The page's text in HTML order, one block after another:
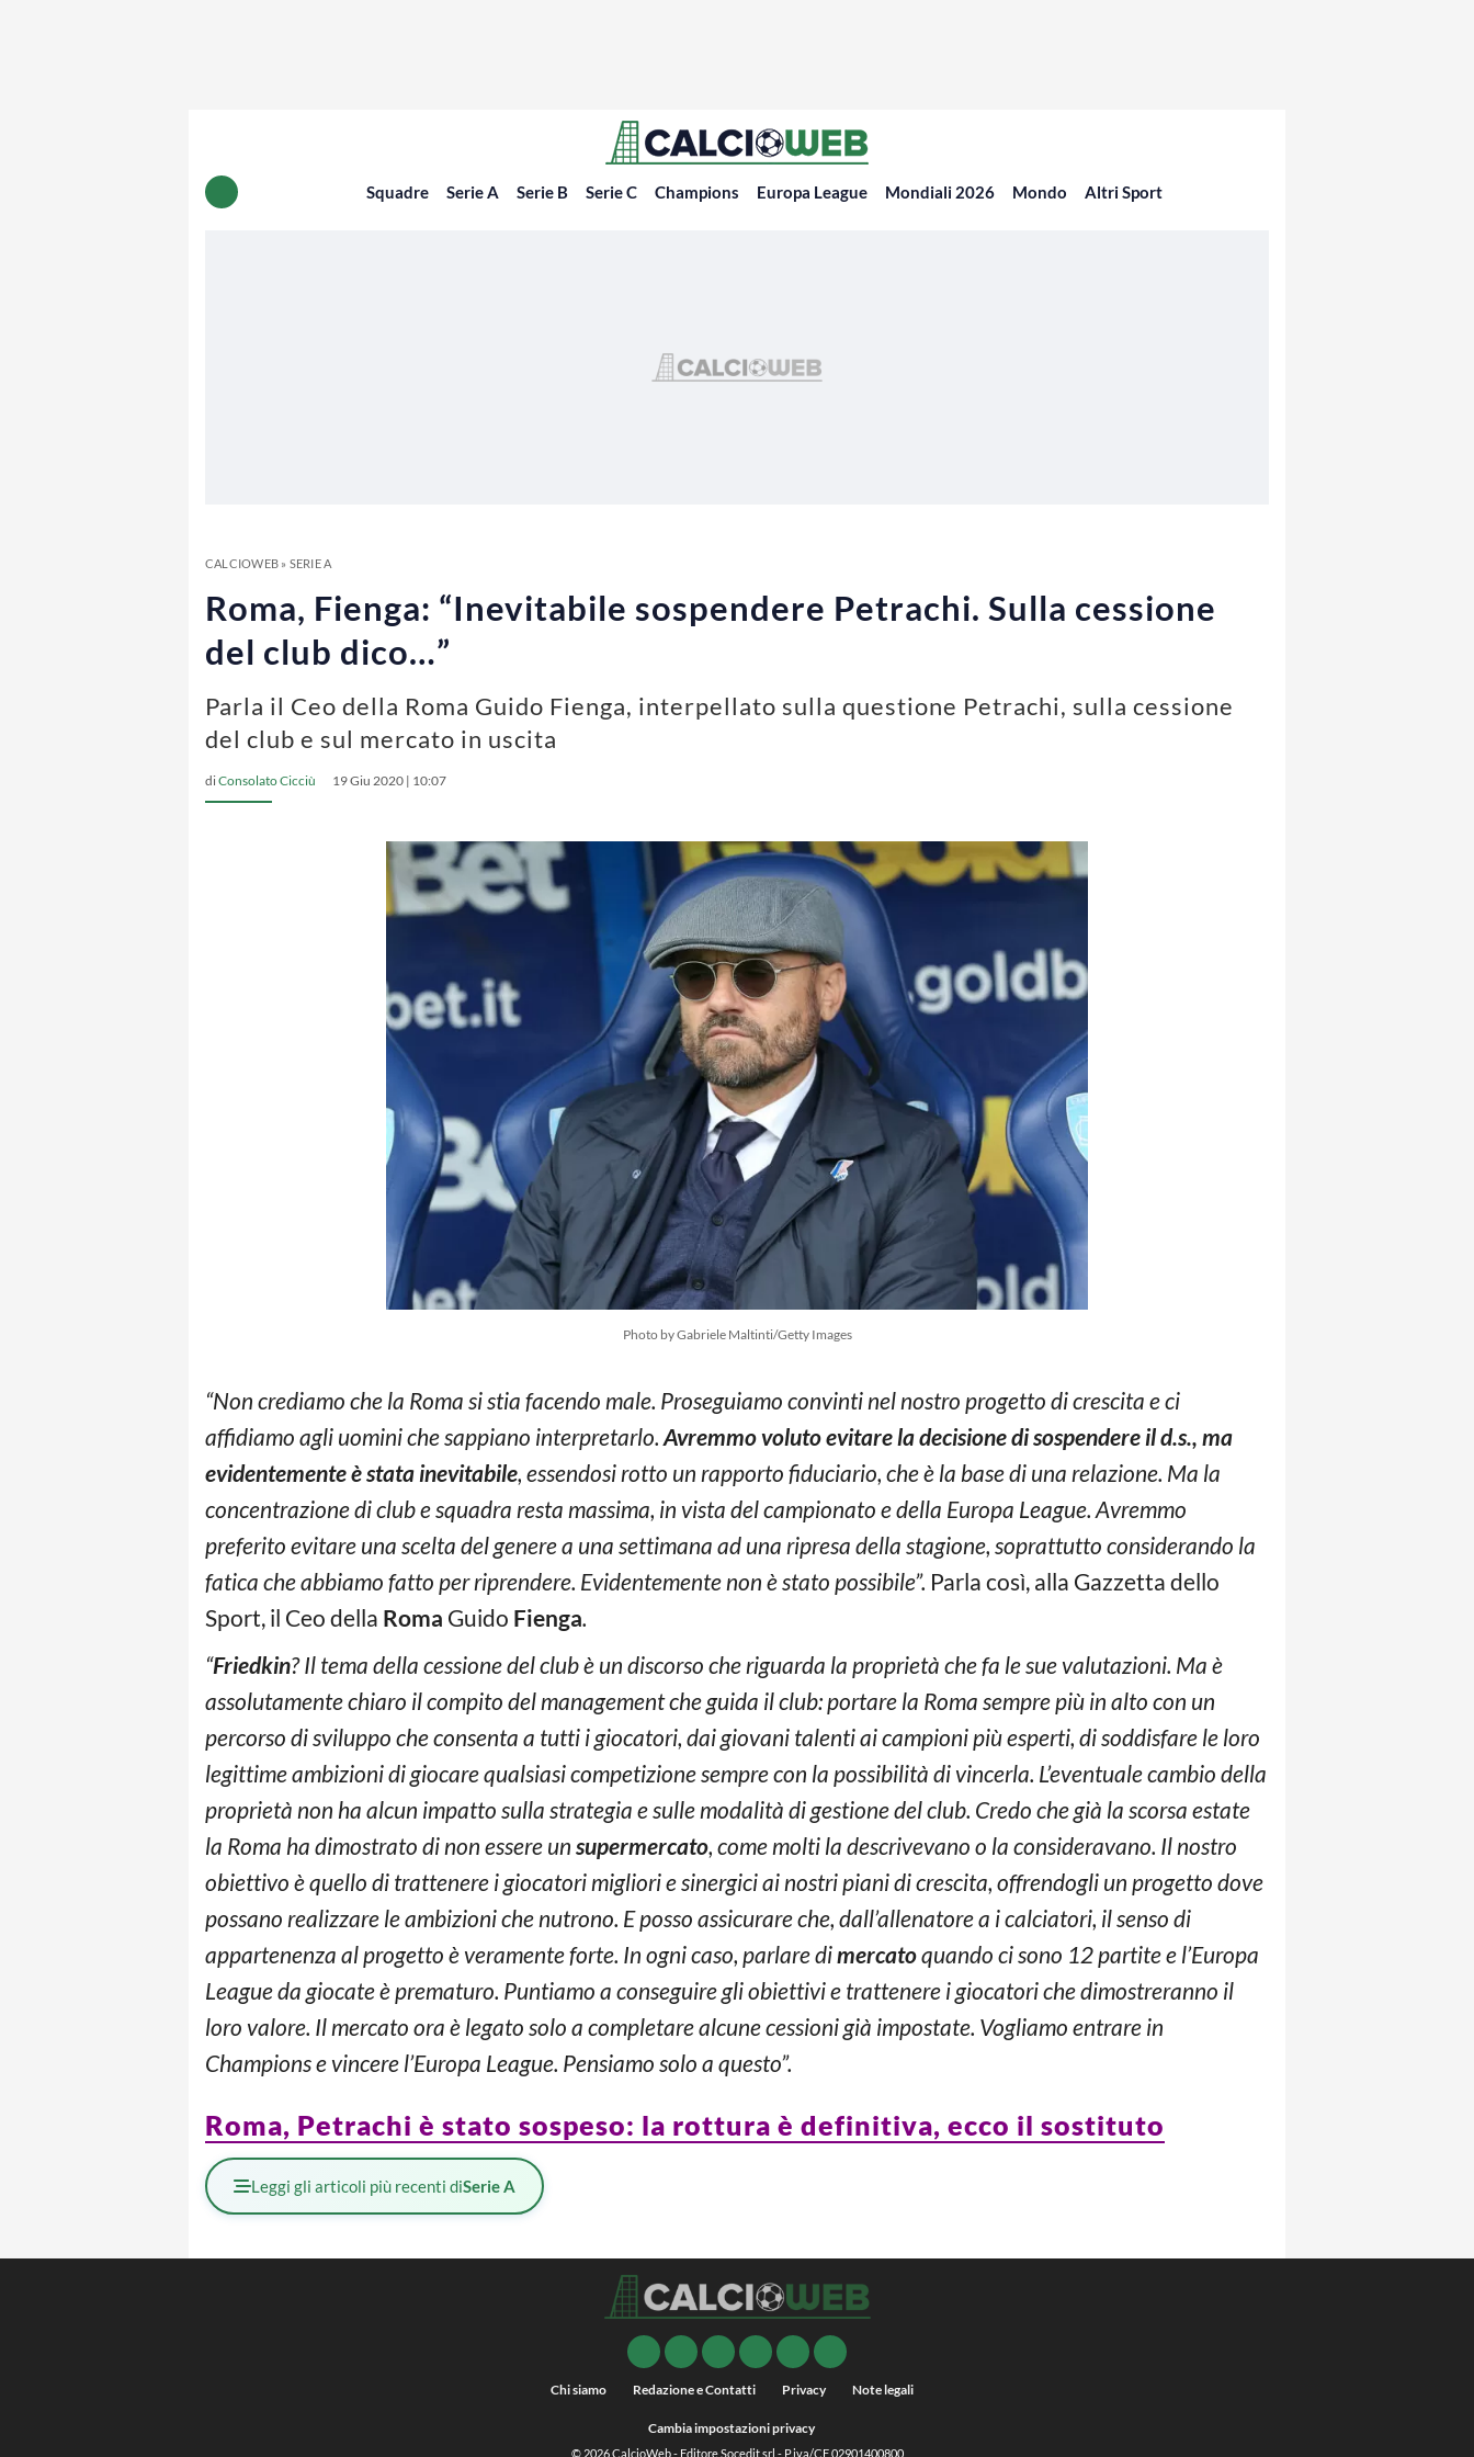
Squadre Serie A Serie B Serie C Champions Europa League Mondiali 2026 Mondo Altri Sport
CALCIOWEB» SERIE A
Roma, Fienga: “Inevitabile sospendere Petrachi. Sulla cessione
del club dico…”
Parla il Ceo della Roma Guido Fienga, interpellato sulla questione Petrachi, sulla cessione
del club e sul mercato in uscita
diConsolato Cicciù 19 Giu 2020 | 10:07
Photo by Gabriele Maltinti/Getty Images
“Non crediamo che la Roma si stia facendo male. Proseguiamo convinti nel nostro progetto di crescita e ci
affidiamo agli uomini che sappiano interpretarlo. Avremmo voluto evitare la decisione di sospendere il d.s., ma
evidentemente è stata inevitabile, essendosi rotto un rapporto fiduciario, che è la base di una relazione. Ma la
concentrazione di club e squadra resta massima, in vista del campionato e della Europa League. Avremmo
preferito evitare una scelta del genere a una settimana ad una ripresa della stagione, soprattutto considerando la
fatica che abbiamo fatto per riprendere. Evidentemente non è stato possibile”. Parla così, alla Gazzetta dello
Sport, il Ceo della Roma Guido Fienga.
“Friedkin? Il tema della cessione del club è un discorso che riguarda la proprietà che fa le sue valutazioni. Ma è
assolutamente chiaro il compito del management che guida il club: portare la Roma sempre più in alto con un
percorso di sviluppo che consenta a tutti i giocatori, dai giovani talenti ai campioni più esperti, di soddisfare le loro
legittime ambizioni di giocare qualsiasi competizione sempre con la possibilità di vincerla. L’eventuale cambio della
proprietà non ha alcun impatto sulla strategia e sulle modalità di gestione del club. Credo che già la scorsa estate
la Roma ha dimostrato di non essere un supermercato, come molti la descrivevano o la consideravano. Il nostro
obiettivo è quello di trattenere i giocatori migliori e sinergici ai nostri piani di crescita, offrendogli un progetto dove
possano realizzare le ambizioni che nutrono. E posso assicurare che, dall’allenatore a i calciatori, il senso di
appartenenza al progetto è veramente forte. In ogni caso, parlare dimercatoquando ci sono 12 partite e l’Europa
League da giocate è prematuro. Puntiamo a conseguire gli obiettivi e trattenere i giocatori che dimostreranno il
loro valore. Il mercato ora è legato solo a completare alcune cessioni già impostate. Vogliamo entrare in
Champions e vincere l’Europa League. Pensiamo solo a questo”.
Roma, Petrachi è stato sospeso: la rottura è definitiva, ecco il sostituto
Leggi gli articoli più recenti diSerie A
Chi siamo Redazione e Contatti Privacy Note legali
Cambia impostazioni privacy
© 2026CalcioWeb- Editore Socedit srl - P.iva/CF 02901400800